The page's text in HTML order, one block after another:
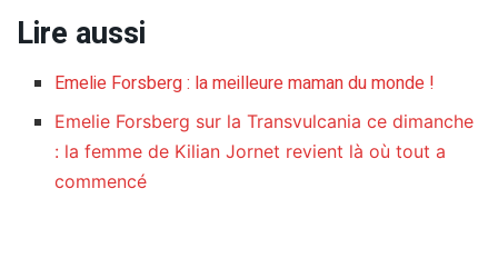
Lire aussi
Emelie Forsberg : la meilleure maman du monde !
Emelie Forsberg sur la Transvulcania ce dimanche
: la femme de Kilian Jornet revient là où tout a
commencé